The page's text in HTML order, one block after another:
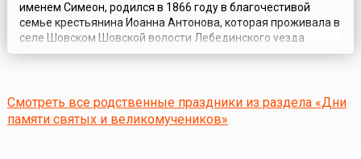
именем Симеон, родился в 1866 году в благочестивой
семье крестьянина Иоанна Антонова, которая проживала в
селе Шовском Шовской волости Лебединского уезда
Тамбовской губернии. Родители Симеона были людьми
большая и дружная семья жила бедно, однако, ...
Смотреть все родственные праздники из раздела «Дни
памяти святых и великомучеников»